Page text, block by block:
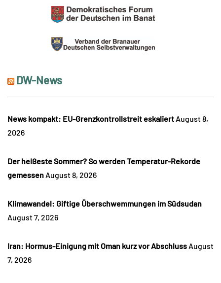
DW-News
News kompakt: EU-Grenzkontrollstreit eskaliert August 8,
2026
Der heißeste Sommer? So werden Temperatur-Rekorde
gemessen August 8, 2026
Klimawandel: Giftige Überschwemmungen im Südsudan
August 7, 2026
Iran: Hormus-Einigung mit Oman kurz vor Abschluss August
7, 2026